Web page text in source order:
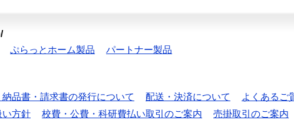
ぷらっとホーム製品 パートナー製品
納品書・請求書の発行について 配送・決済について
よくあるご
い方針 校費・公費・科研費払い取引のご案内 売掛取引のご案内